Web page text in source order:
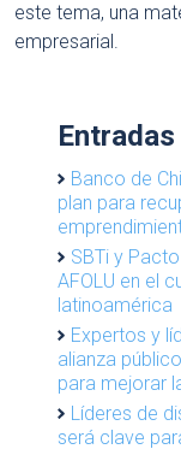
este tema, una
empresarial.
Banco de
plan para
SBTi y
AFOLU en el
latinoamérica
Expertos y
alianza
para mejorar
Líderes de
será clave